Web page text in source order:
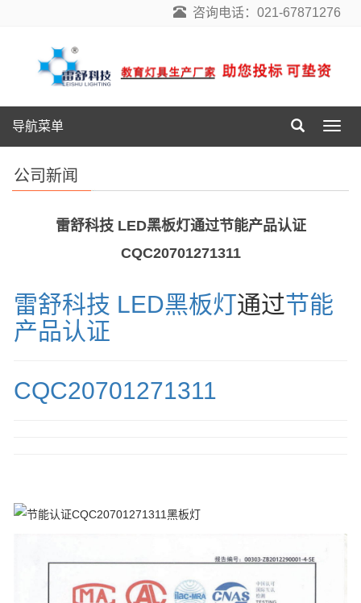
咨询电话：021-67871276
导
航
导航菜单
公司新闻
雷舒科技 LED黑板灯通过节能产品认证
CQC20701271311
雷舒科技 LED黑板灯通过节能
产品认证
CQC20701271311